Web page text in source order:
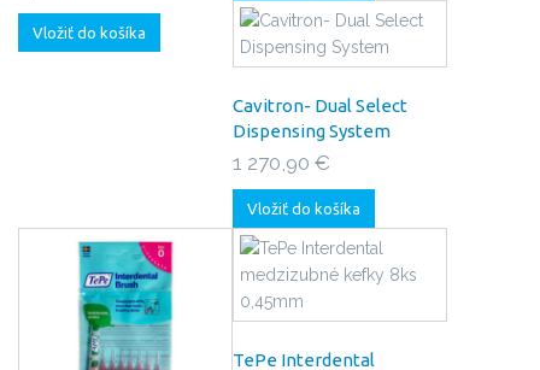
Vložiť do košíka
Cavitron- Dual Select
Dispensing System
1 270,90 €
Vložiť do košíka
TePe Interdental